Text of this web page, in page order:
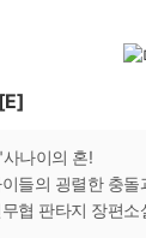
나이의 혼!
들의 굉렬한 충
협 판타지 장편